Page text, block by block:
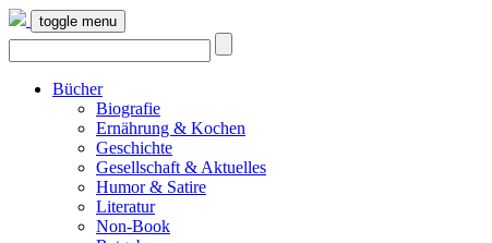
toggle menu
Bücher
Biografie
Ernährung & Kochen
Geschichte
Gesellschaft & Aktuelles
Humor & Satire
Literatur
Non-Book